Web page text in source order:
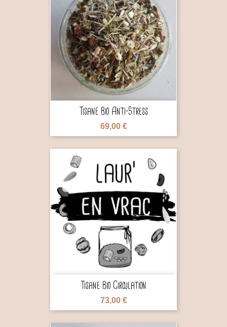

Tisane Bio Anti-Stress
69,00 €

Tisane Bio Circulation
73,00 €